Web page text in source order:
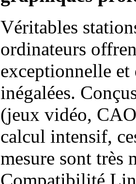
Véritables
ordinateurs
exceptionnelle et
inégalées.
(jeux vidéo,
calcul intensif,
mesure sont très